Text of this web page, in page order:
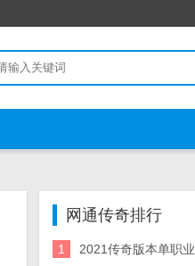
网通传奇排行
1 2021传奇版本单职业